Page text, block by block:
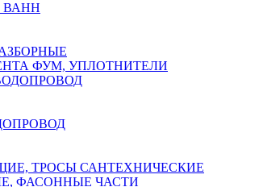
ВАНН
ФУМ, УПЛОТНИТЕЛИ
ТРОСЫ САНТЕХНИЧЕСКИЕ
ФАСОННЫЕ ЧАСТИ